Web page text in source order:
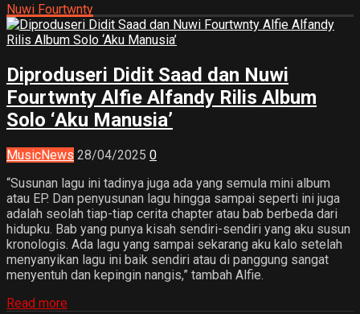
Nuwi Fourtwnty
Diproduseri Didit Saad dan Nuwi
Fourtwnty Alfie Alfandy Rilis Album
Solo ‘Aku Manusia’
MusicNews 28/04/2025 0
“Susunan lagu ini tadinya juga ada yang semula mini album
atau EP. Dan penyusunan lagu hingga sampai seperti ini juga
adalah seolah tiap-tiap cerita chapter atau bab berbeda dari
hidupku. Bab yang punya kisah sendiri-sendiri yang aku susun
kronologis. Ada lagu yang sampai sekarang aku kalo setelah
menyanyikan lagu ini baik sendiri atau di panggung sangat
menyentuh dan kepingin nangis,” tambah Alfie.
Read more